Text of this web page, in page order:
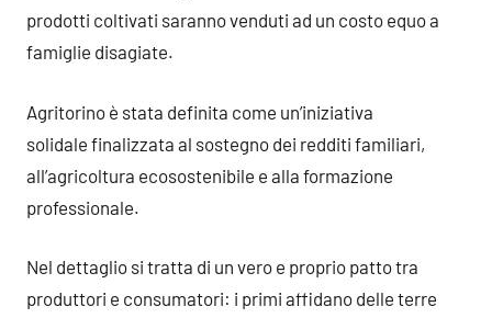
prodotti coltivati saranno venduti ad un costo equo a
famiglie disagiate.
Agritorino è stata definita come un’iniziativa
solidale finalizzata al sostegno dei redditi familiari,
all’agricoltura ecosostenibile e alla formazione
professionale.
Nel dettaglio si tratta di un vero e proprio patto tra
produttori e consumatori: i primi affidano delle terre